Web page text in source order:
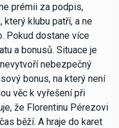
prémii za podpis,
klubu patří, a ne
Pokud dostane více
a bonusů. Situace je
nebezpečný
bonus, na který není
věc k vyřešení při
že Florentinu Pérezovi
běží. A hraje do karet